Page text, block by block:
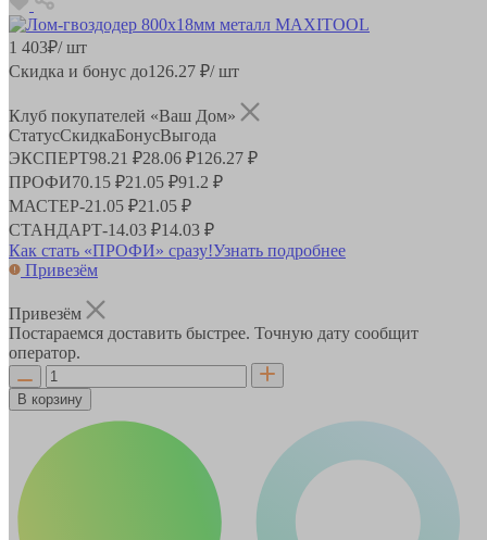
1 403₽/ шт
Скидка и бонус до126.27 ₽/ шт
Клуб покупателей «Ваш Дом»
СтатусСкидкаБонусВыгода
ЭКСПЕРТ98.21 ₽28.06 ₽126.27 ₽
ПРОФИ70.15 ₽21.05 ₽91.2 ₽
МАСТЕР-21.05 ₽21.05 ₽
СТАНДАРТ-14.03 ₽14.03 ₽
Как стать «ПРОФИ» сразу!Узнать подробнее
Привезём
Привезём
Постараемся доставить быстрее. Точную дату сообщит
оператор.
В корзину